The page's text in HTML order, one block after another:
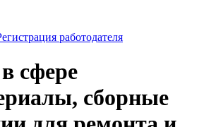
работодателя
сфере
сборные